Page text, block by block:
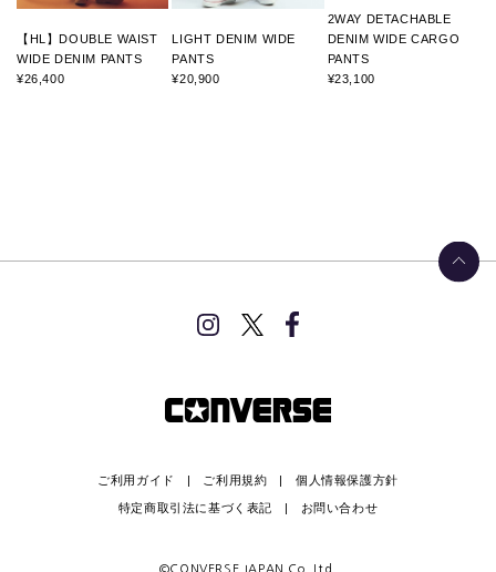
【HL】DOUBLE WAIST
WIDE DENIM PANTS
¥26,400
LIGHT DENIM WIDE
PANTS
¥20,900
2WAY DETACHABLE
DENIM WIDE CARGO
PANTS
¥23,100
ご利用ガイド ご利用規約 個人情報保護方針
特定商取引法に基づく表記 お問い合わせ
©CONVERSE JAPAN Co.,Ltd.